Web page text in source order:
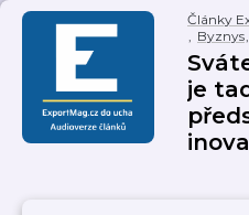
Články
, Byznys,
je